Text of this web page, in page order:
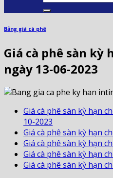
Bảng giá cà phê
Giá cà phê sàn kỳ
ngày 13-06-2023
Giá cà phê sàn kỳ hạn
10-2023
Giá cà phê sàn kỳ hạn
Giá cà phê sàn kỳ hạn
Giá cà phê sàn kỳ hạn
Giá cà phê sàn kỳ hạn